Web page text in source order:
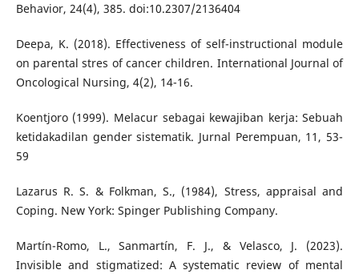
Behavior, 24(4), 385. doi:10.2307/2136404
Deepa, K. (2018). Effectiveness of self-instructional module
on parental stres of cancer children. International Journal of
Oncological Nursing, 4(2), 14-16.
Koentjoro (1999). Melacur sebagai kewajiban kerja: Sebuah
ketidakadilan gender sistematik. Jurnal Perempuan, 11, 53-
59
Lazarus R. S. & Folkman, S., (1984), Stress, appraisal and
Coping. New York: Spinger Publishing Company.
Martín-Romo, L., Sanmartín, F. J., & Velasco, J. (2023).
Invisible and stigmatized: A systematic review of mental